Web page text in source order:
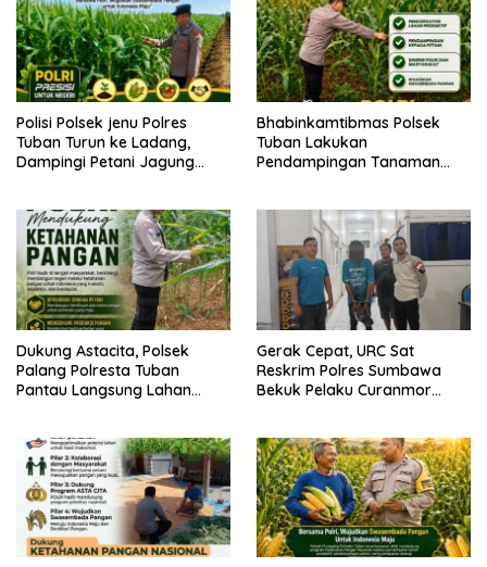
Polisi Polsek jenu Polres
Tuban Turun ke Ladang,
Dampingi Petani Jagung
Bhabinkamtibmas Polsek
Tuban Lakukan
Pendampingan Tanaman
Dukung Astacita, Polsek
Palang Polresta Tuban
Pantau Langsung Lahan
Gerak Cepat, URC Sat
Reskrim Polres Sumbawa
Bekuk Pelaku Curanmor